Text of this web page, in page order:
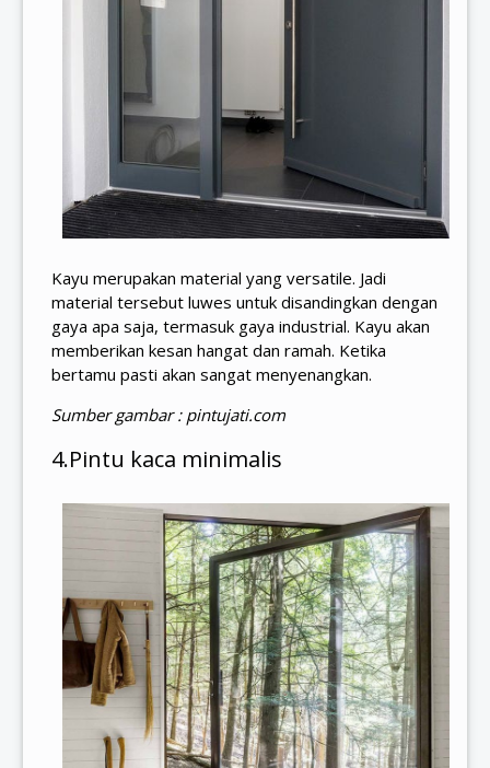
Kayu merupakan material yang versatile. Jadi
material tersebut luwes untuk disandingkan dengan
gaya apa saja, termasuk gaya industrial. Kayu akan
memberikan kesan hangat dan ramah. Ketika
bertamu pasti akan sangat menyenangkan.
Sumber gambar : pintujati.com
4.Pintu kaca minimalis